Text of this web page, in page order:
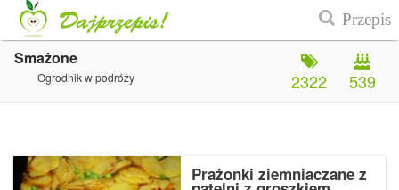
Smażone
Ogrodnik w podróży 539
2322
Prażonki ziemniaczane z